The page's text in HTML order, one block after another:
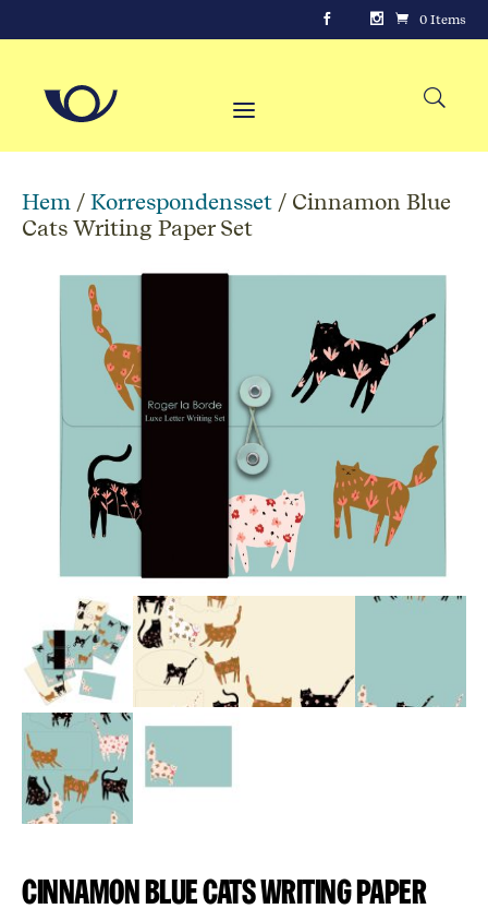
0 Items
Hem / Korrespondensset / Cinnamon Blue
Cats Writing Paper Set
Cinnamon Blue Cats Writing Paper